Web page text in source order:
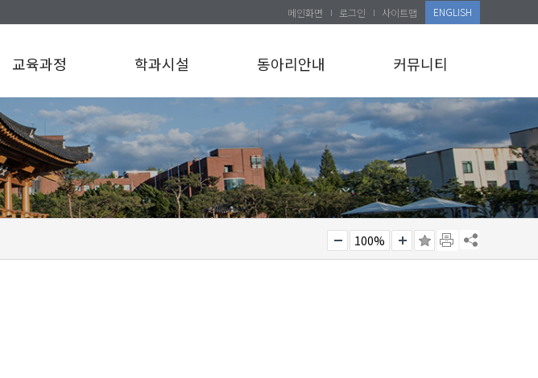
메인화면 로그인 사이트맵 ENGLISH
교육과정 학과시설 동아리안내 커뮤니티
100%